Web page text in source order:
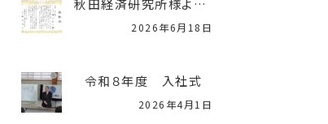
秋田経済研究所様より「中小企業振興表彰」を受賞いたしました
2026年6月18日
令和８年度 入社式
2026年4月1日